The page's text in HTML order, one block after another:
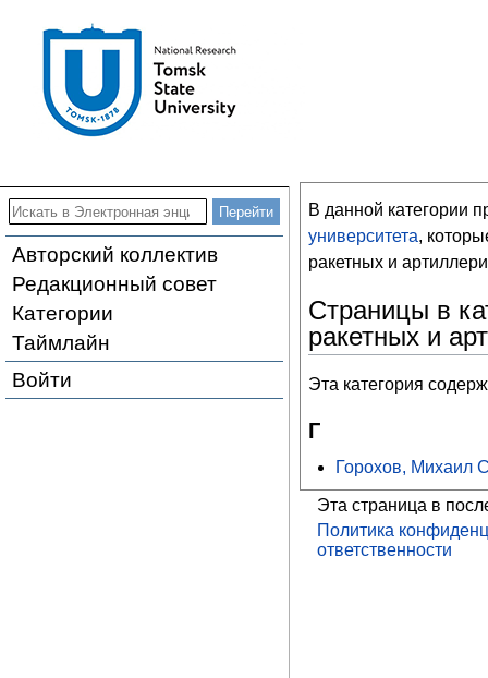
Авторский коллектив
Редакционный совет
Категории
Таймлайн
Войти
В данной категории
университета,
ракетных и
Страницы в
ракетных и
Эта категория
Г
Горохов, Михаил
Эта страница в
Политика
ответственности